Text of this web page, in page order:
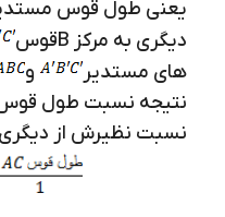
یعنی طول قوس
دیگری به مرکز Bقوس
های مستدیر
و
نتیجه نسبت طول قوس
نسبت نظیرش از